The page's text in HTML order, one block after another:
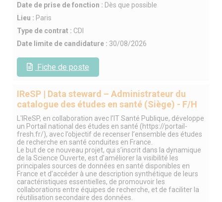
Date de prise de fonction : Dès que possible
Lieu : Paris
Type de contrat : CDI
Date limite de candidature : 30/08/2026
Fiche de poste
IReSP | Data steward – Administrateur du
catalogue des études en santé (Siège) - F/H
L'IReSP, en collaboration avec l'IT Santé Publique, développe
un Portail national des études en santé (https://portail-
fresh.fr/), avec l’objectif de recenser l’ensemble des études
de recherche en santé conduites en France.
Le but de ce nouveau projet, qui s’inscrit dans la dynamique
de la Science Ouverte, est d’améliorer la visibilité les
principales sources de données en santé disponibles en
France et d’accéder à une description synthétique de leurs
caractéristiques essentielles, de promouvoir les
collaborations entre équipes de recherche, et de faciliter la
réutilisation secondaire des données.